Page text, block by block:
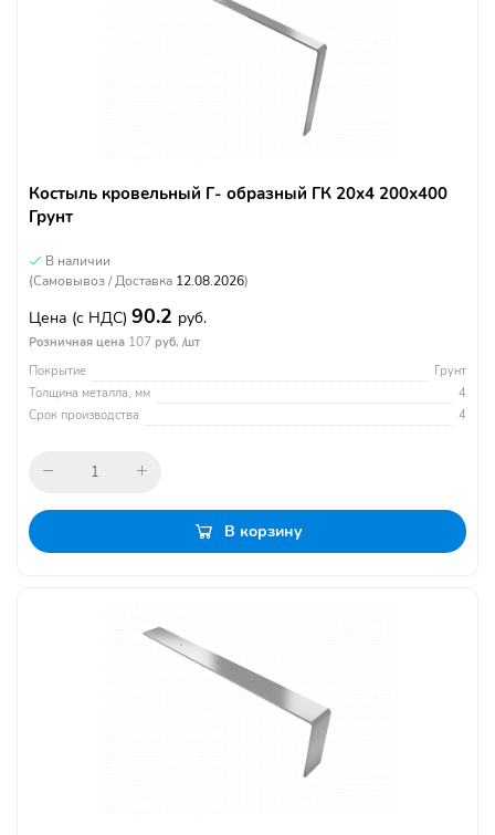
Костыль кровельный Г- образный ГК 20х4 200х400
Грунт
В наличии
(Самовывоз / Доставка 12.08.2026)
Цена (с НДС) 90.2 руб.
Розничная цена 107 руб. /шт
Покрытие
Грунт
Толщина металла, мм
4
Срок производства
4
В корзину